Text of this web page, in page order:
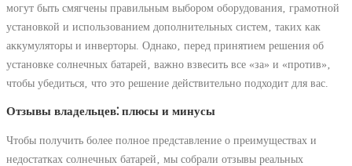
могут быть смягчены правильным выбором оборудования‚ грамотной
установкой и использованием дополнительных систем‚ таких как
аккумуляторы и инверторы. Однако‚ перед принятием решения об
установке солнечных батарей‚ важно взвесить все «за» и «против»‚
чтобы убедиться‚ что это решение действительно подходит для вас.
Отзывы владельцев⁚ плюсы и минусы
Чтобы получить более полное представление о преимуществах и
недостатках солнечных батарей‚ мы собрали отзывы реальных